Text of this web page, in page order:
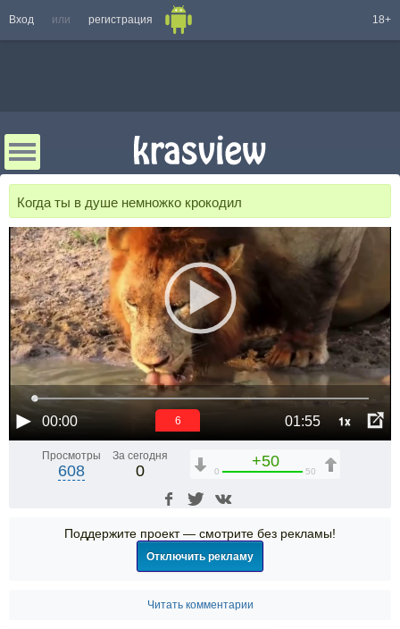
Вход или регистрация 18+
Когда ты в душе немножко крокодил
00:00 01:55 1x
6
Просмотры
608
За сегодня
0
+50
0 50
Поддержите проект — смотрите без рекламы!
Отключить рекламу
Читать комментарии